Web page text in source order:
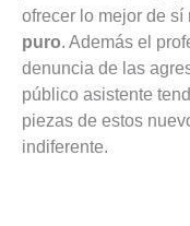
ofrecer lo mejor de sí
puro. Además el
denuncia de las
público asistente
piezas de estos
indiferente.